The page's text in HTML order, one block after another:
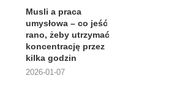
Musli a praca
umysłowa – co jeść
rano, żeby utrzymać
koncentrację przez
kilka godzin
2026-01-07